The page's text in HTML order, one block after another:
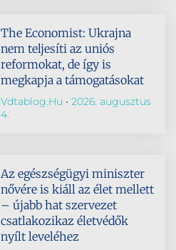
The Economist: Ukrajna
nem teljesíti az uniós
reformokat, de így is
megkapja a támogatásokat
Vdtablog.hu
2026. augusztus
4.
Az egészségügyi miniszter
nővére is kiáll az élet mellett
– újabb hat szervezet
csatlakozikaz életvédők
nyílt leveléhez